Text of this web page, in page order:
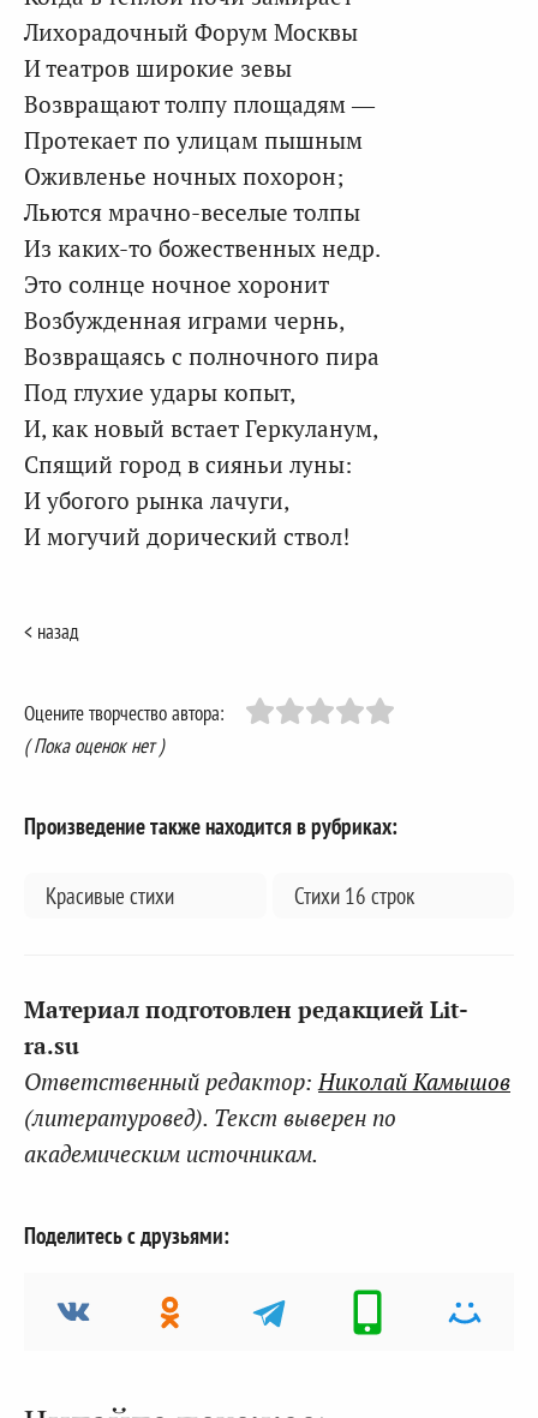
Лихорадочный Форум Москвы
И театров широкие зевы
Возвращают толпу площадям —
Протекает по улицам пышным
Оживленье ночных похорон;
Льются мрачно-веселые толпы
Из каких-то божественных недр.
Это солнце ночное хоронит
Возбужденная играми чернь,
Возвращаясь с полночного пира
Под глухие удары копыт,
И, как новый встает Геркуланум,
Спящий город в сияньи луны:
И убогого рынка лачуги,
И могучий дорический ствол!
< назад
Оцените творчество автора:
( Пока оценок нет )
Произведение также находится в рубриках:
Красивые стихи Стихи 16 строк
Материал подготовлен редакцией Lit-
ra.su
Ответственный редактор:Николай Камышов
(литературовед). Текст выверен по
академическим источникам.
Поделитесь с друзьями: